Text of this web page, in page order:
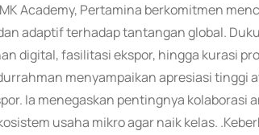
Academy, Pertamina berkomitmen
adaptif terhadap tantangan global.
digital, fasilitasi ekspor, hingga kurasi
menyampaikan apresiasi tinggi
Ia menegaskan pentingnya kolaborasi
usaha mikro agar naik kelas.